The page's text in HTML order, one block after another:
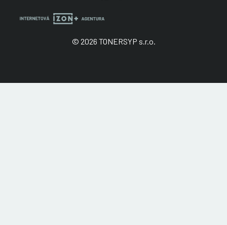
© 2026 TONERSYP s.r.o.